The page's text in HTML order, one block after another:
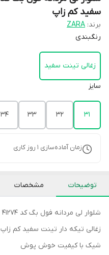
سفید کم زاپ
برند: ZARA
رنگبندی
زغالی تینت سفید
سایز
31
32
33
34
زمان آماده‌سازی 1 روز کاری
توضیحات مشخصات
شلوار لی مردانه فول بگ کد 41274
زغالی تیکه دار تینت سفید کم زاپ
شیک با کیفیت خوش پوش